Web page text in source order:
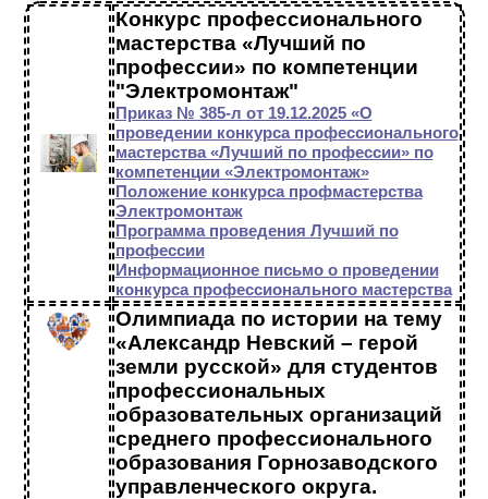
Конкурс профессионального
мастерства «Лучший по
профессии» по компетенции
"Электромонтаж"
Приказ № 385-л от 19.12.2025 «О
проведении конкурса профессионального
мастерства «Лучший по профессии» по
компетенции «Электромонтаж»
Положение конкурса профмастерства
Электромонтаж
Программа проведения Лучший по
профессии
Информационное письмо о проведении
конкурса профессионального мастерства
Олимпиада по истории на тему
«Александр Невский – герой
земли русской» для студентов
профессиональных
образовательных организаций
среднего профессионального
образования Горнозаводского
управленческого округа.